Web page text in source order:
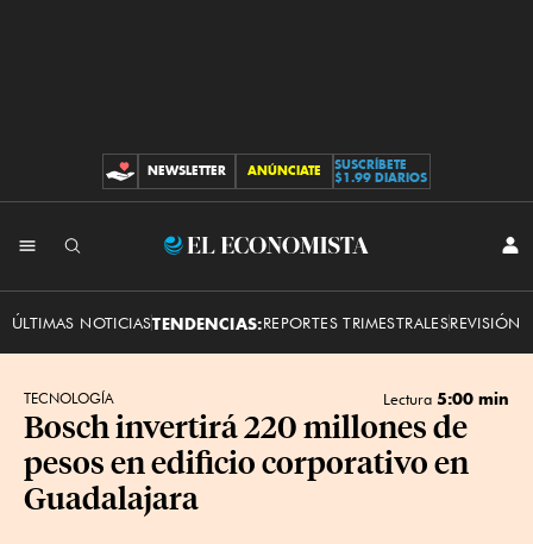
CONTRIBUCIONES
NEWSLETTER ANÚNCIATE
SUSCRÍBETE
$1.99 DIARIOS
El
ÚLTIMAS NOTICIASTENDENCIAS:REPORTES TRIMESTRALESREVISIÓN
TECNOLOGÍA Lectura 5:00 min
Bosch invertirá 220 millones de
pesos en edificio corporativo en
Guadalajara